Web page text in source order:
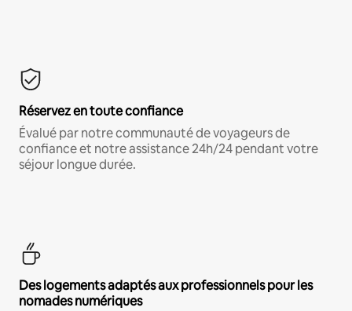
Réservez en toute confiance
Évalué par notre communauté de voyageurs de
confiance et notre assistance 24h/24 pendant votre
séjour longue durée.
Des logements adaptés aux professionnels pour les
nomades numériques